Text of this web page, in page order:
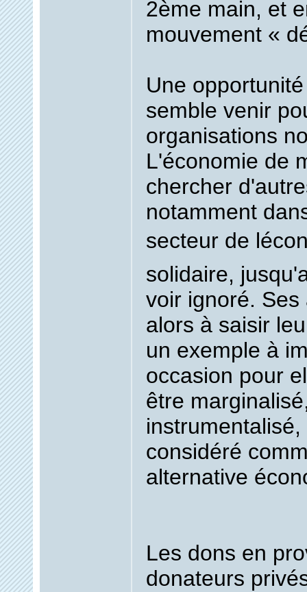
2ème main, et
mouvement «
Une opportunité
semble venir
organisations
L'économie de
chercher
notamment
secteur de
solidaire,
voir ignoré.
alors à saisir
un exemple à
occasion pour
être
considéré
alternative
Les dons en
donateurs